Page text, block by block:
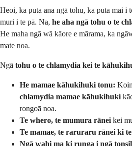
Heoi, ka puta ana ngā tohu, ka puta mai
muri i te pā. Na, he aha ngā tohu o te
He maha ngā wā kāore e mārama, ka
mate noa.
Ngā tohu o te chlamydia kei te
He mamae kāhukihuki tonu:
chlamydia mamae kāhukihuki
rongoā noa.
Te whero, te mumura rānei kei
Te mamae, te raruraru rānei ki
Ngā wahi ma ki runga i ngā